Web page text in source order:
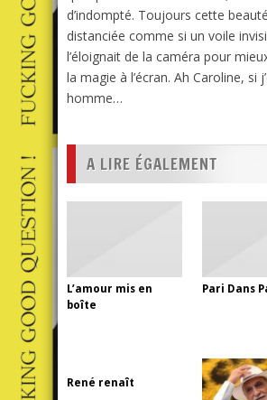
d’indompté. Toujours cette
distanciée comme si un voile
l’éloignait de la caméra pour
la magie à l’écran. Ah Caroline, si
homme…
A LIRE ÉGALEMENT
L’amour mis en
boîte
Pari Dans
René renaît